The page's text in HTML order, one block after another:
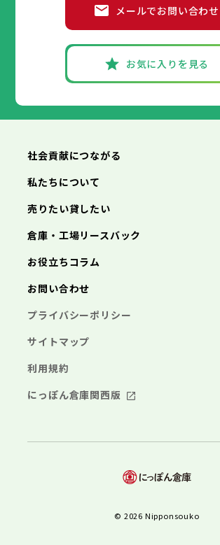
メールでお問い合わせ
お気に入りを見る
社会貢献につながる
私たちについて
売りたい貸したい
倉庫・工場リースバック
お役立ちコラム
お問い合わせ
プライバシーポリシー
サイトマップ
利用規約
にっぽん倉庫関西版
© 2026 Nipponsouko